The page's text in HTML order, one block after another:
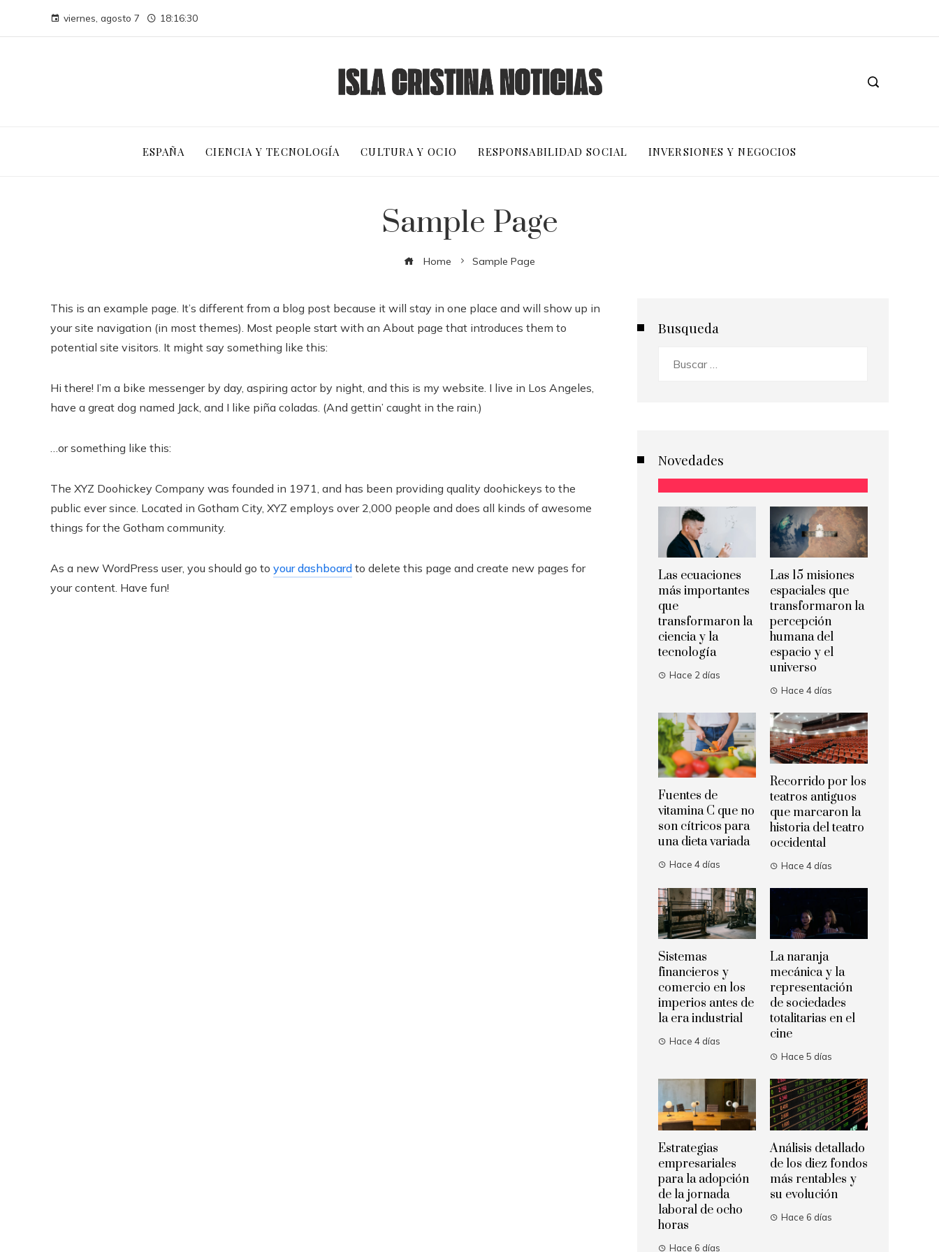
viernes, agosto 7 18:16:30
ESPAÑA CIENCIA Y TECNOLOGÍA CULTURA Y OCIO RESPONSABILIDAD SOCIAL INVERSIONES Y NEGOCIOS
Sample Page
Home Sample Page
This is an example page. It’s different from a blog post because it will stay in one place and will show up in
your site navigation (in most themes). Most people start with an About page that introduces them to
potential site visitors. It might say something like this:
Hi there! I’m a bike messenger by day, aspiring actor by night, and this is my website. I live in Los Angeles,
have a great dog named Jack, and I like piña coladas. (And gettin’ caught in the rain.)
…or something like this:
The XYZ Doohickey Company was founded in 1971, and has been providing quality doohickeys to the
public ever since. Located in Gotham City, XYZ employs over 2,000 people and does all kinds of awesome
things for the Gotham community.
As a new WordPress user, you should go to your dashboard to delete this page and create new pages for
your content. Have fun!
Busqueda
Novedades
Las ecuaciones
más importantes
que
transformaron la
ciencia y la
tecnología
Hace 2 días
Las 15 misiones
espaciales que
transformaron la
percepción
humana del
espacio y el
universo
Hace 4 días
Fuentes de
vitamina C que no
son cítricos para
una dieta variada
Hace 4 días
Recorrido por los
teatros antiguos
que marcaron la
historia del teatro
occidental
Hace 4 días
Sistemas
financieros y
comercio en los
imperios antes de
la era industrial
Hace 4 días
La naranja
mecánica y la
representación
de sociedades
totalitarias en el
cine
Hace 5 días
Estrategias
empresariales
para la adopción
de la jornada
laboral de ocho
horas
Hace 6 días
Análisis detallado
de los diez fondos
más rentables y
su evolución
Hace 6 días